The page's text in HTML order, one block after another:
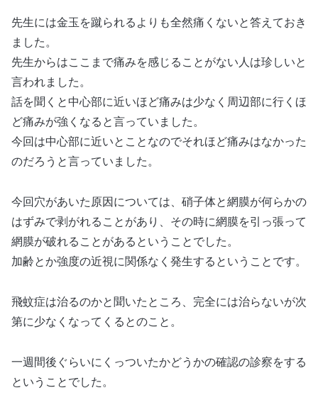
先生には金玉を蹴られるよりも全然痛くないと答えておき
ました。
先生からはここまで痛みを感じることがない人は珍しいと
言われました。
話を聞くと中心部に近いほど痛みは少なく周辺部に行くほ
ど痛みが強くなると言っていました。
今回は中心部に近いとことなのでそれほど痛みはなかった
のだろうと言っていました。
今回穴があいた原因については、硝子体と網膜が何らかの
はずみで剥がれることがあり、その時に網膜を引っ張って
網膜が破れることがあるということでした。
加齢とか強度の近視に関係なく発生するということです。
飛蚊症は治るのかと聞いたところ、完全には治らないが次
第に少なくなってくるとのこと。
一週間後ぐらいにくっついたかどうかの確認の診察をする
ということでした。